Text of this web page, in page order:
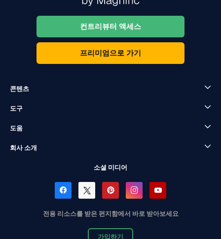
컨트리뷰터 액세스
프리미엄으로 가기
콘텐츠
도구
도움
회사 소개
소셜 미디어
전용 리소스를 받은 편지함에서 바로 받아보세요
가입하기